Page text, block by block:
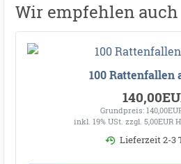
Wir empfehlen auch
100 Rattenfallen
Grundpreis:
inkl. 19% USt. zzgl. 5,00EUR
Lieferzeit 2-3